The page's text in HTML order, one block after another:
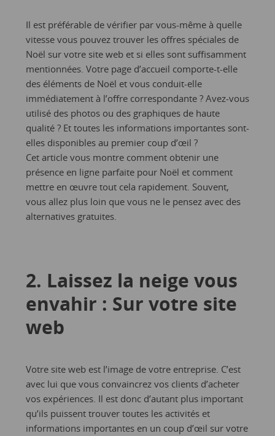
Il est préférable de vérifier par vous-même à quelle
vitesse vous pouvez trouver les offres spéciales de
Noël sur votre site web et si elles sont suffisamment
mentionnées. Votre page d’accueil comporte-t-elle
des éléments de Noël et vous conduit-elle
immédiatement à l’offre correspondante ? Avez-vous
utilisé des photos ou des graphiques de haute
qualité ? Et toutes les informations importantes sont-
elles disponibles au premier coup d’œil ?
Cet article vous montre comment obtenir une
présence en ligne parfaite pour Noël et comment
mettre en œuvre tout cela rapidement. Souvent,
vous allez plus loin que vous ne le pensez avec des
alternatives gratuites.
2. Laissez la neige vous
envahir : Sur votre site
web
Votre site web est l’image de votre entreprise. C’est
avec lui que vous convaincrez vos clients d’acheter
vos expériences. Il est donc d’autant plus important
qu’ils puissent trouver toutes les activités et
informations importantes en un coup d’œil sur votre